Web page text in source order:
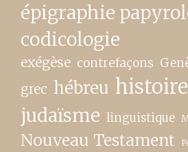
épigraphie
codicologie
exégèse contrefaçons
grec hébreu histoire
judaïsme linguistique
Nouveau Testament